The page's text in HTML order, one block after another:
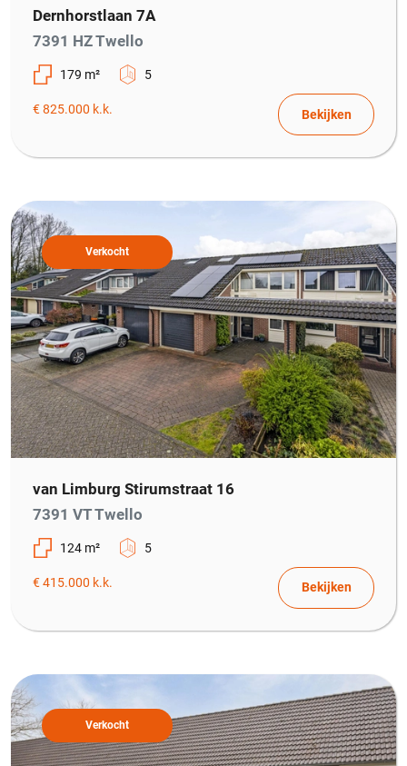
Dernhorstlaan 7A
7391 HZ Twello
179 m² 5
€ 825.000 k.k. Bekijken
Verkocht
van Limburg Stirumstraat 16
7391 VT Twello
124 m² 5
€ 415.000 k.k. Bekijken
Verkocht